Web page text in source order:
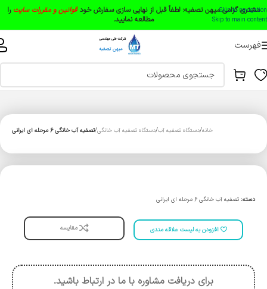
Skip to navigation
Skip to main content
مشتری گرامی میهن تصفیه: لطفاً قبل از نهایی سازی سفارش خودقوانین و مقررات سایت را
مطالعه نمایید.
فهرست
خانه دستگاه تصفیه آب دستگاه تصفیه آب خانگی تصفیه آب خانگی 6 مرحله ای ایرانی
دسته: تصفیه آب خانگی 6 مرحله ای ایرانی
افزودن به لیست علاقه مندی مقایسه
برای دریافت مشاوره با ما در ارتباط باشید.